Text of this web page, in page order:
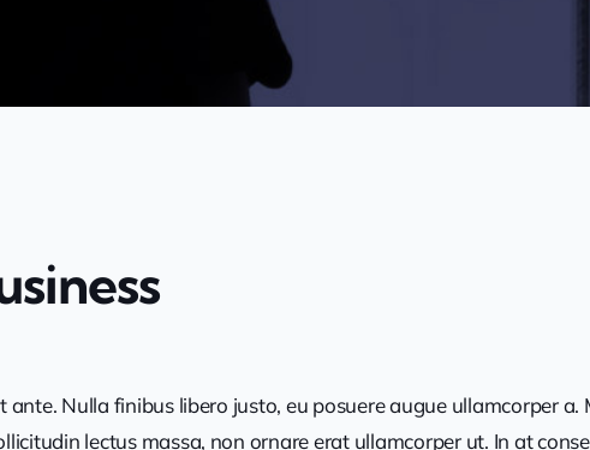
Nulla finibus libero justo, eu posuere augue ullamcorper
lectus massa, non ornare erat ullamcorper ut. In at